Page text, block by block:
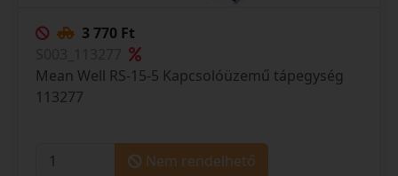
3 770 Ft
Mean Well RS-15-5 Kapcsolóüzemű tápegység
113277
Nem rendelhető